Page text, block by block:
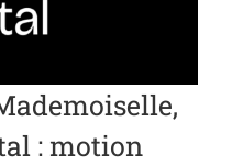
: motion